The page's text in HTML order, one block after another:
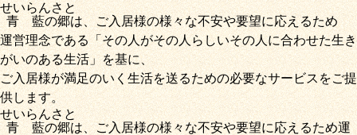
青藍
せいらん
の郷
さと
は、ご入居様の様々な不安や要望に応えるため
運営理念である「その人がその人らしいその人に合わせた生き
がいのある生活」を基に、
ご入居様が満足のいく生活を送るための必要なサービスをご提
供します。
青藍
せいらん
の郷
さと
は、ご入居様の様々な不安や要望に応えるため運